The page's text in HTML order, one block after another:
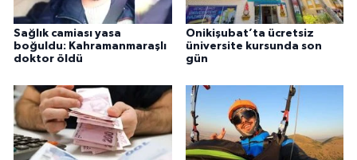
Sağlık camiası yasa
boğuldu: Kahramanmaraşlı
doktor öldü
Onikişubat’ta ücretsiz
üniversite kursunda son
gün